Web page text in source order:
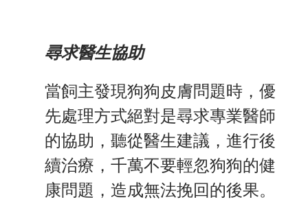
尋求醫生協助
當飼主發現狗狗皮膚問題時，優
先處理方式絕對是尋求專業醫師
的協助，聽從醫生建議，進行後
續治療，千萬不要輕忽狗狗的健
康問題，造成無法挽回的後果。